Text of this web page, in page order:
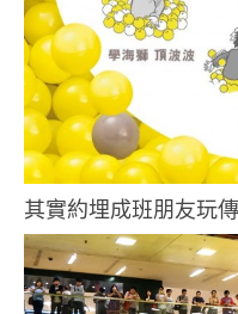
其實約埋成班朋友玩